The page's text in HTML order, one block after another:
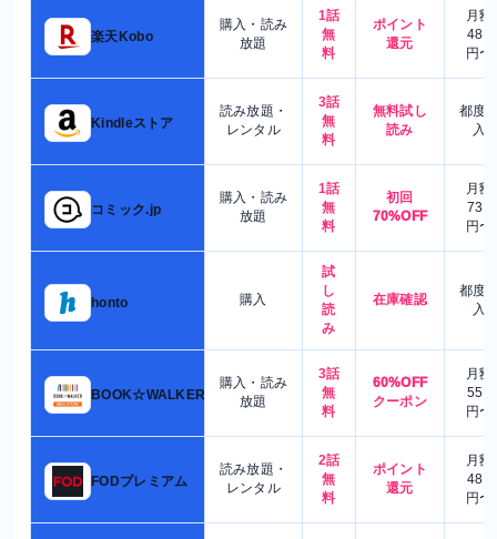
楽天Kobo
購入・読み
放題
1話
無
料
ポイント
還元
月額
480
円〜
Kindleストア
読み放題・
レンタル
3話
無
料
無料試し
読み
都度
入
コミック.jp
購入・読み
放題
1話
無
料
初回
70%OFF
月額
730
円〜
honto 購入
試
し
読
み
在庫確認
都度
入
BOOK☆WALKER
購入・読み
放題
3話
無
料
60%OFF
クーポン
月額
550
円〜
FODプレミアム
読み放題・
レンタル
2話
無
料
ポイント
還元
月額
480
円〜